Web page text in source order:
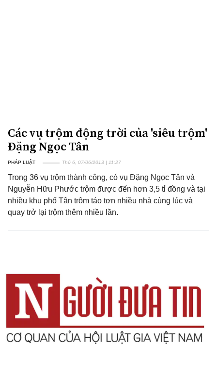
Các vụ trộm động trời của 'siêu trộm'
Đặng Ngọc Tân
PHÁP LUẬT Thứ 6, 07/06/2013 | 11:27
Trong 36 vụ trộm thành công, có vụ Đặng Ngọc Tân và
Nguyễn Hữu Phước trộm được đến hơn 3,5 tỉ đồng và tại
nhiều khu phố Tân trộm táo tợn nhiều nhà cùng lúc và
quay trở lại trộm thêm nhiều lần.